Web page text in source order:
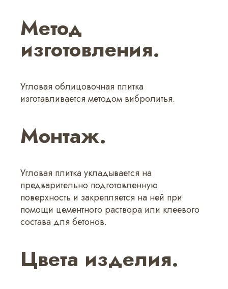
Метод
изготовления.
Угловая облицовочная плитка
изготавливается методом вибролитья.
Монтаж.
Угловая плитка укладывается на
предварительно подготовленную
поверхность и закрепляется на ней при
помощи цементного раствора или клеевого
состава для бетонов.
Цвета изделия.